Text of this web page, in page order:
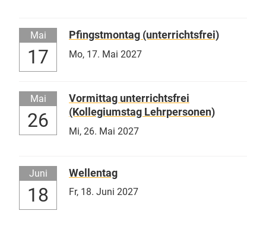
Mai
17
Pfingstmontag (unterrichtsfrei)
Mo, 17. Mai 2027
Mai
26
Vormittag unterrichtsfrei
(Kollegiumstag Lehrpersonen)
Mi, 26. Mai 2027
Juni
18
Wellentag
Fr, 18. Juni 2027